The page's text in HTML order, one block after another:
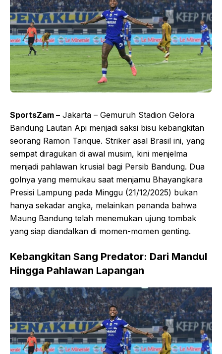
SportsZam – Jakarta – Gemuruh Stadion Gelora
Bandung Lautan Api menjadi saksi bisu kebangkitan
seorang Ramon Tanque. Striker asal Brasil ini, yang
sempat diragukan di awal musim, kini menjelma
menjadi pahlawan krusial bagi Persib Bandung. Dua
golnya yang memukau saat menjamu Bhayangkara
Presisi Lampung pada Minggu (21/12/2025) bukan
hanya sekadar angka, melainkan penanda bahwa
Maung Bandung telah menemukan ujung tombak
yang siap diandalkan di momen-momen genting.
Kebangkitan Sang Predator: Dari Mandul
Hingga Pahlawan Lapangan